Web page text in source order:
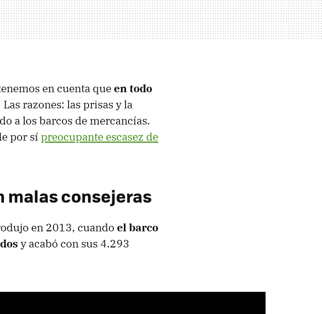
en cuenta queen todo
Las razones: las prisas y la
a los barcos de mercancías.
por sí preocupante escasez de
malas consejeras
en 2013, cuando el barco
y acabó con sus 4.293